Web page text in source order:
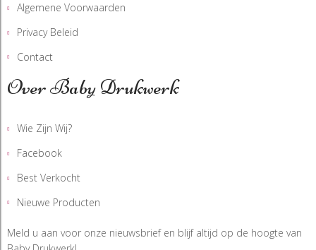
Algemene Voorwaarden
Privacy Beleid
Contact
Over Baby Drukwerk
Wie Zijn Wij?
Facebook
Best Verkocht
Nieuwe Producten
Meld u aan voor onze nieuwsbrief en blijf altijd op de hoogte van